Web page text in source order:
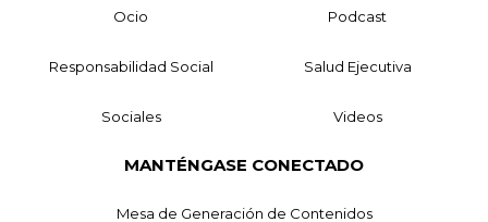
Ocio Podcast
Responsabilidad Social Salud Ejecutiva
Sociales Videos
MANTÉNGASE CONECTADO
Mesa de Generación de Contenidos